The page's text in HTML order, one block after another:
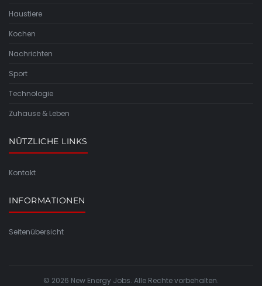
Haustiere
Kochen
Nachrichten
Sport
Technologie
Zuhause & Leben
NÜTZLICHE LINKS
Kontakt
INFORMATIONEN
Seitenübersicht
© 2026 New Energy Jobs. Alle Rechte vorbehalten.